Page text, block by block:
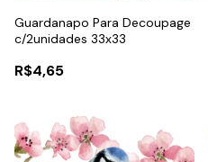
Guardanapo Para Decoupage
c/2unidades 33x33
R$4,65